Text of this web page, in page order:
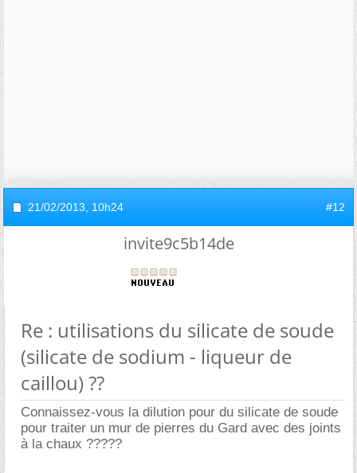
21/02/2013, 10h24 #12
invite9c5b14de
Re : utilisations du silicate de soude
(silicate de sodium - liqueur de
caillou) ??
Connaissez-vous la dilution pour du silicate de soude
pour traiter un mur de pierres du Gard avec des joints
à la chaux ?????